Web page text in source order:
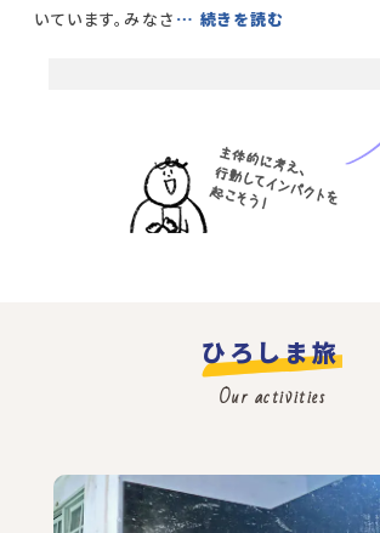
いています。みなさ … 続きを読む
ひろしま旅
Our activities